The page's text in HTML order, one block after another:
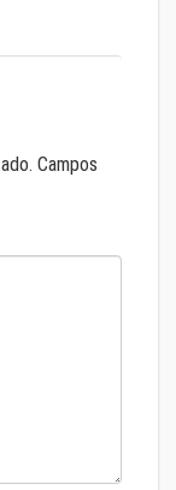
Campos